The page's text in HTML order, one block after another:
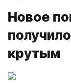
Новое
крутым